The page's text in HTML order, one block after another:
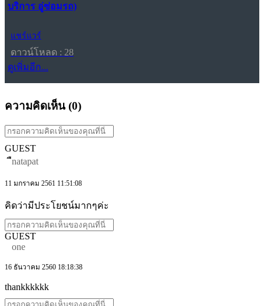
บริการ อู่ซ่อมรถ)
แชร์แวร์
ดาวน์โหลด : 28
ดูเพิ่มอีก...
ความคิดเห็น (0)
GUEST
ืnatapat
11 มกราคม 2561 11:51:08
คิดว่ามีประโยชน์มากๆค่ะ
GUEST
one
16 ธันวาคม 2560 18:18:38
thankkkkkk